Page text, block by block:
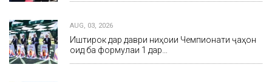
AUG, 03, 2026
Иштирок дар даври ниҳоии Чемпионати ҷаҳон
оид ба формулаи 1 дар…